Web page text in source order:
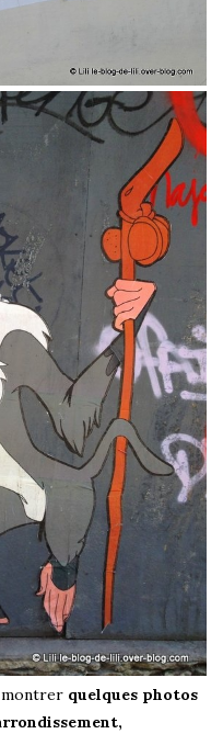
montrer quelques photos